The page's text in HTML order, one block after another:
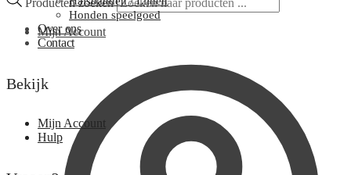
Producten zoeken
Mijn Account
Honden speelgoed
Over ons
Contact
Bekijk
Mijn Account
Hulp